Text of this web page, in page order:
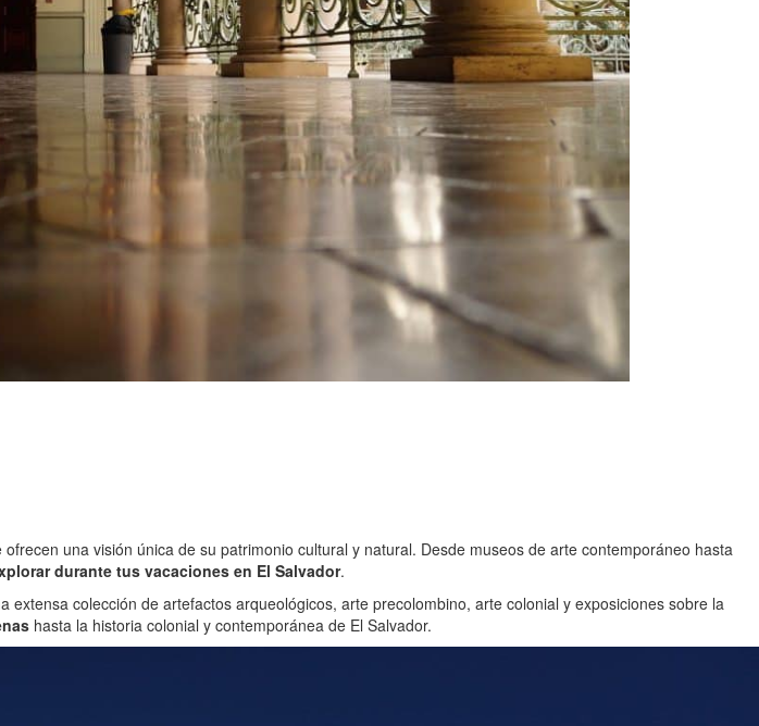
una visión única de su patrimonio cultural y natural. Desde museos de arte contemporáneo hasta
durante tus vacaciones en El Salvador.
extensa colección de artefactos arqueológicos, arte precolombino, arte colonial y exposiciones sobre la
hasta la historia colonial y contemporánea de El Salvador.